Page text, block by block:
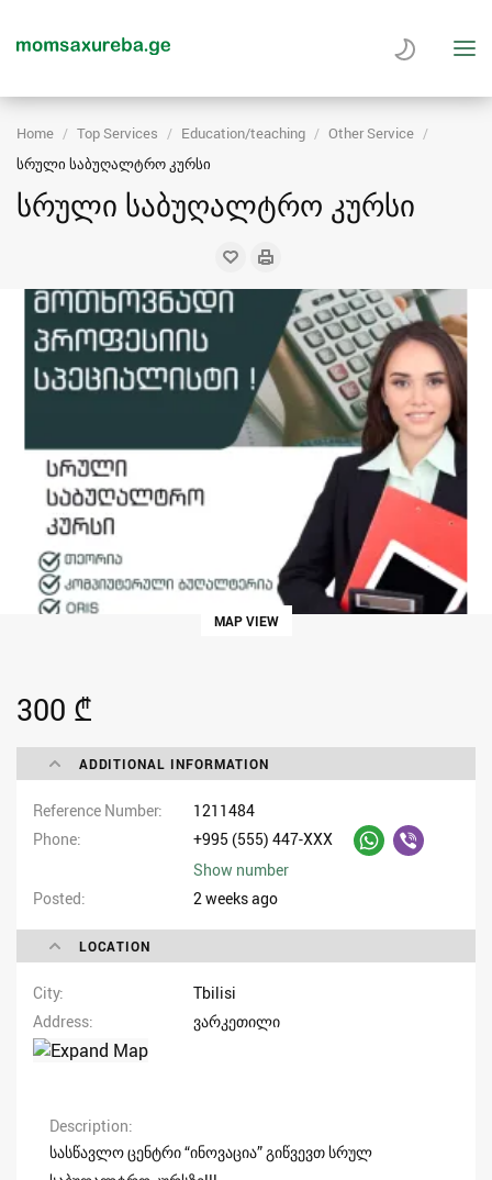
Home Top Services Education/teaching
Other Service
სრული საბუღალტრო კურსი
სრული საბუღალტრო კურსი
MAP VIEW
300 ₾
ADDITIONAL INFORMATION
Reference Number
1211484
Phone
+995 (555) 447-XXX
Show number
Posted
2 weeks ago
LOCATION
City
Tbilisi
Address
ვარკეთილი
Description
სასწავლო ცენტრი “ინოვაცია” გიწვევთ სრულ